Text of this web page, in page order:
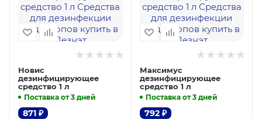
Новис
дезинфицирующее
средство 1 л
Поставка от 3 дней
871 ₽
Максимус
дезинфицирующее
средство 1 л
Поставка от 3 дней
792₽